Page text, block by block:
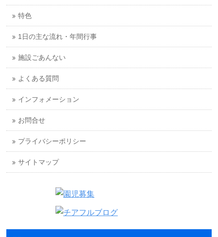
特色
1日の主な流れ・年間行事
施設ごあんない
よくある質問
インフォメーション
お問合せ
プライバシーポリシー
サイトマップ